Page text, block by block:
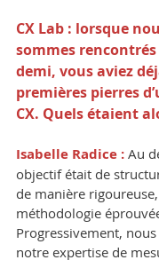
CX Lab : lorsque
sommes
demi, vous aviez
premières pierres
CX. Quels étaient
Isabelle Radice : Au
objectif était de
de manière
méthodologie
Progressivement,
notre expertise de